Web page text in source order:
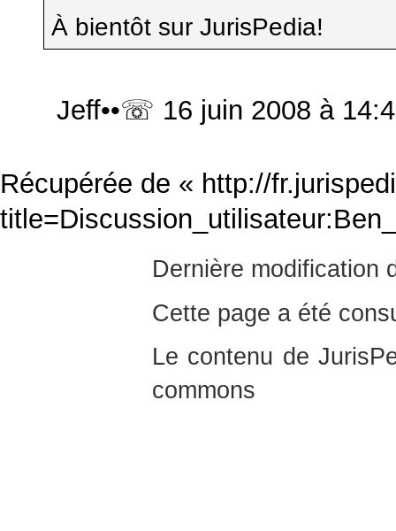
À bientôt sur JurisPedia!
Jeff••☏ 16 juin 2008 à
Récupérée de « http://
Dernière modification
Cette page a été
Le contenu de
commons